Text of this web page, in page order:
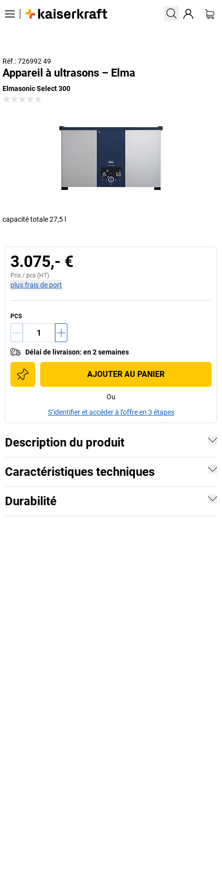
Réf.: 726992 49
Appareil à ultrasons – Elma
Elmasonic Select 300
capacité totale 27,5 l
3.075,- €
Prix / pcs (HT)
plus frais de port
PCS
Délai de livraison: en 2 semaines
AJOUTER AU PANIER
Ou
S’identifier et accéder à l’offre en 3 étapes
Description du produit
Caractéristiques techniques
Durabilité